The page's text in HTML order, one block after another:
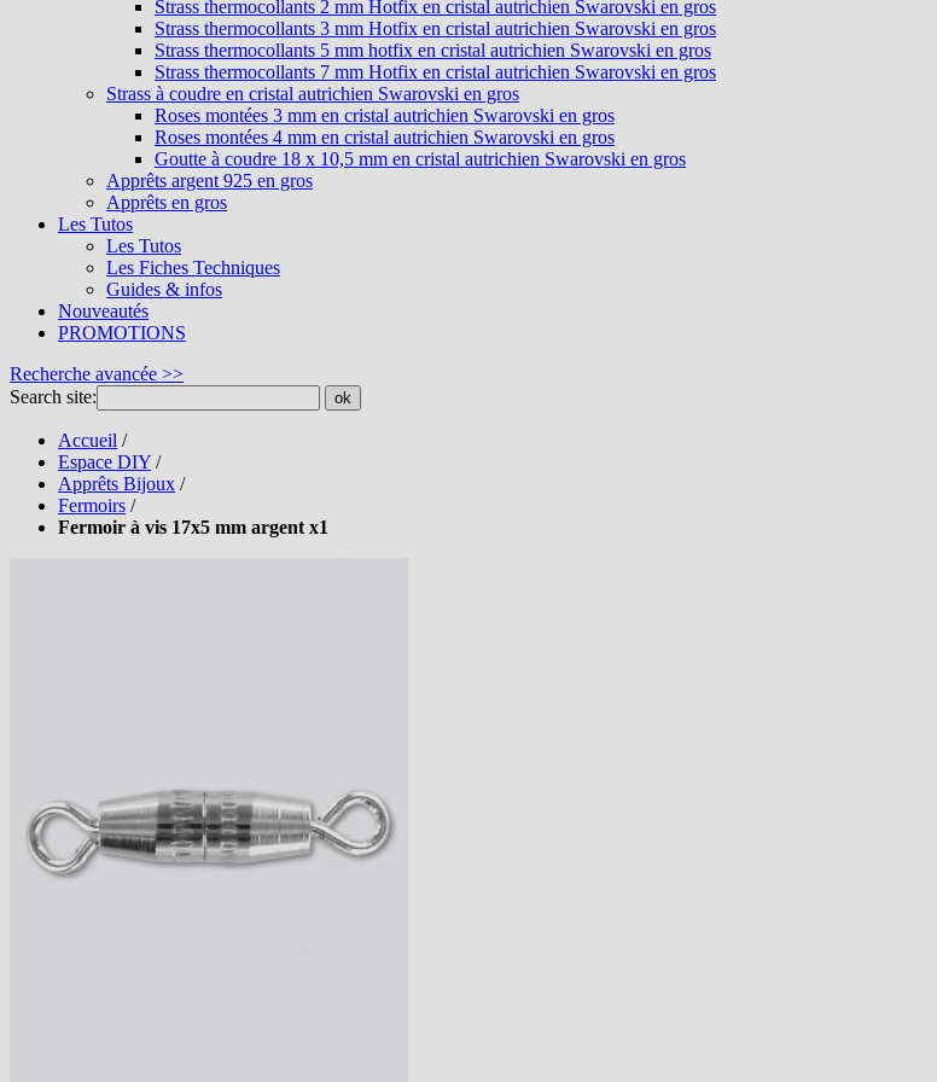
Strass thermocollants 2 mm Hotfix en cristal autrichien Swarovski en gros
Strass thermocollants 3 mm Hotfix en cristal autrichien Swarovski en gros
Strass thermocollants 5 mm hotfix en cristal autrichien Swarovski en gros
Strass thermocollants 7 mm Hotfix en cristal autrichien Swarovski en gros
Strass à coudre en cristal autrichien Swarovski en gros
Roses montées 3 mm en cristal autrichien Swarovski en gros
Roses montées 4 mm en cristal autrichien Swarovski en gros
Goutte à coudre 18 x 10,5 mm en cristal autrichien Swarovski en gros
Apprêts argent 925 en gros
Apprêts en gros
Les Tutos
Les Tutos
Les Fiches Techniques
Guides & infos
Nouveautés
PROMOTIONS
Recherche avancée >>
Search site:
ok
Accueil /
Espace DIY /
Apprêts Bijoux /
Fermoirs /
Fermoir à vis 17x5 mm argent x1